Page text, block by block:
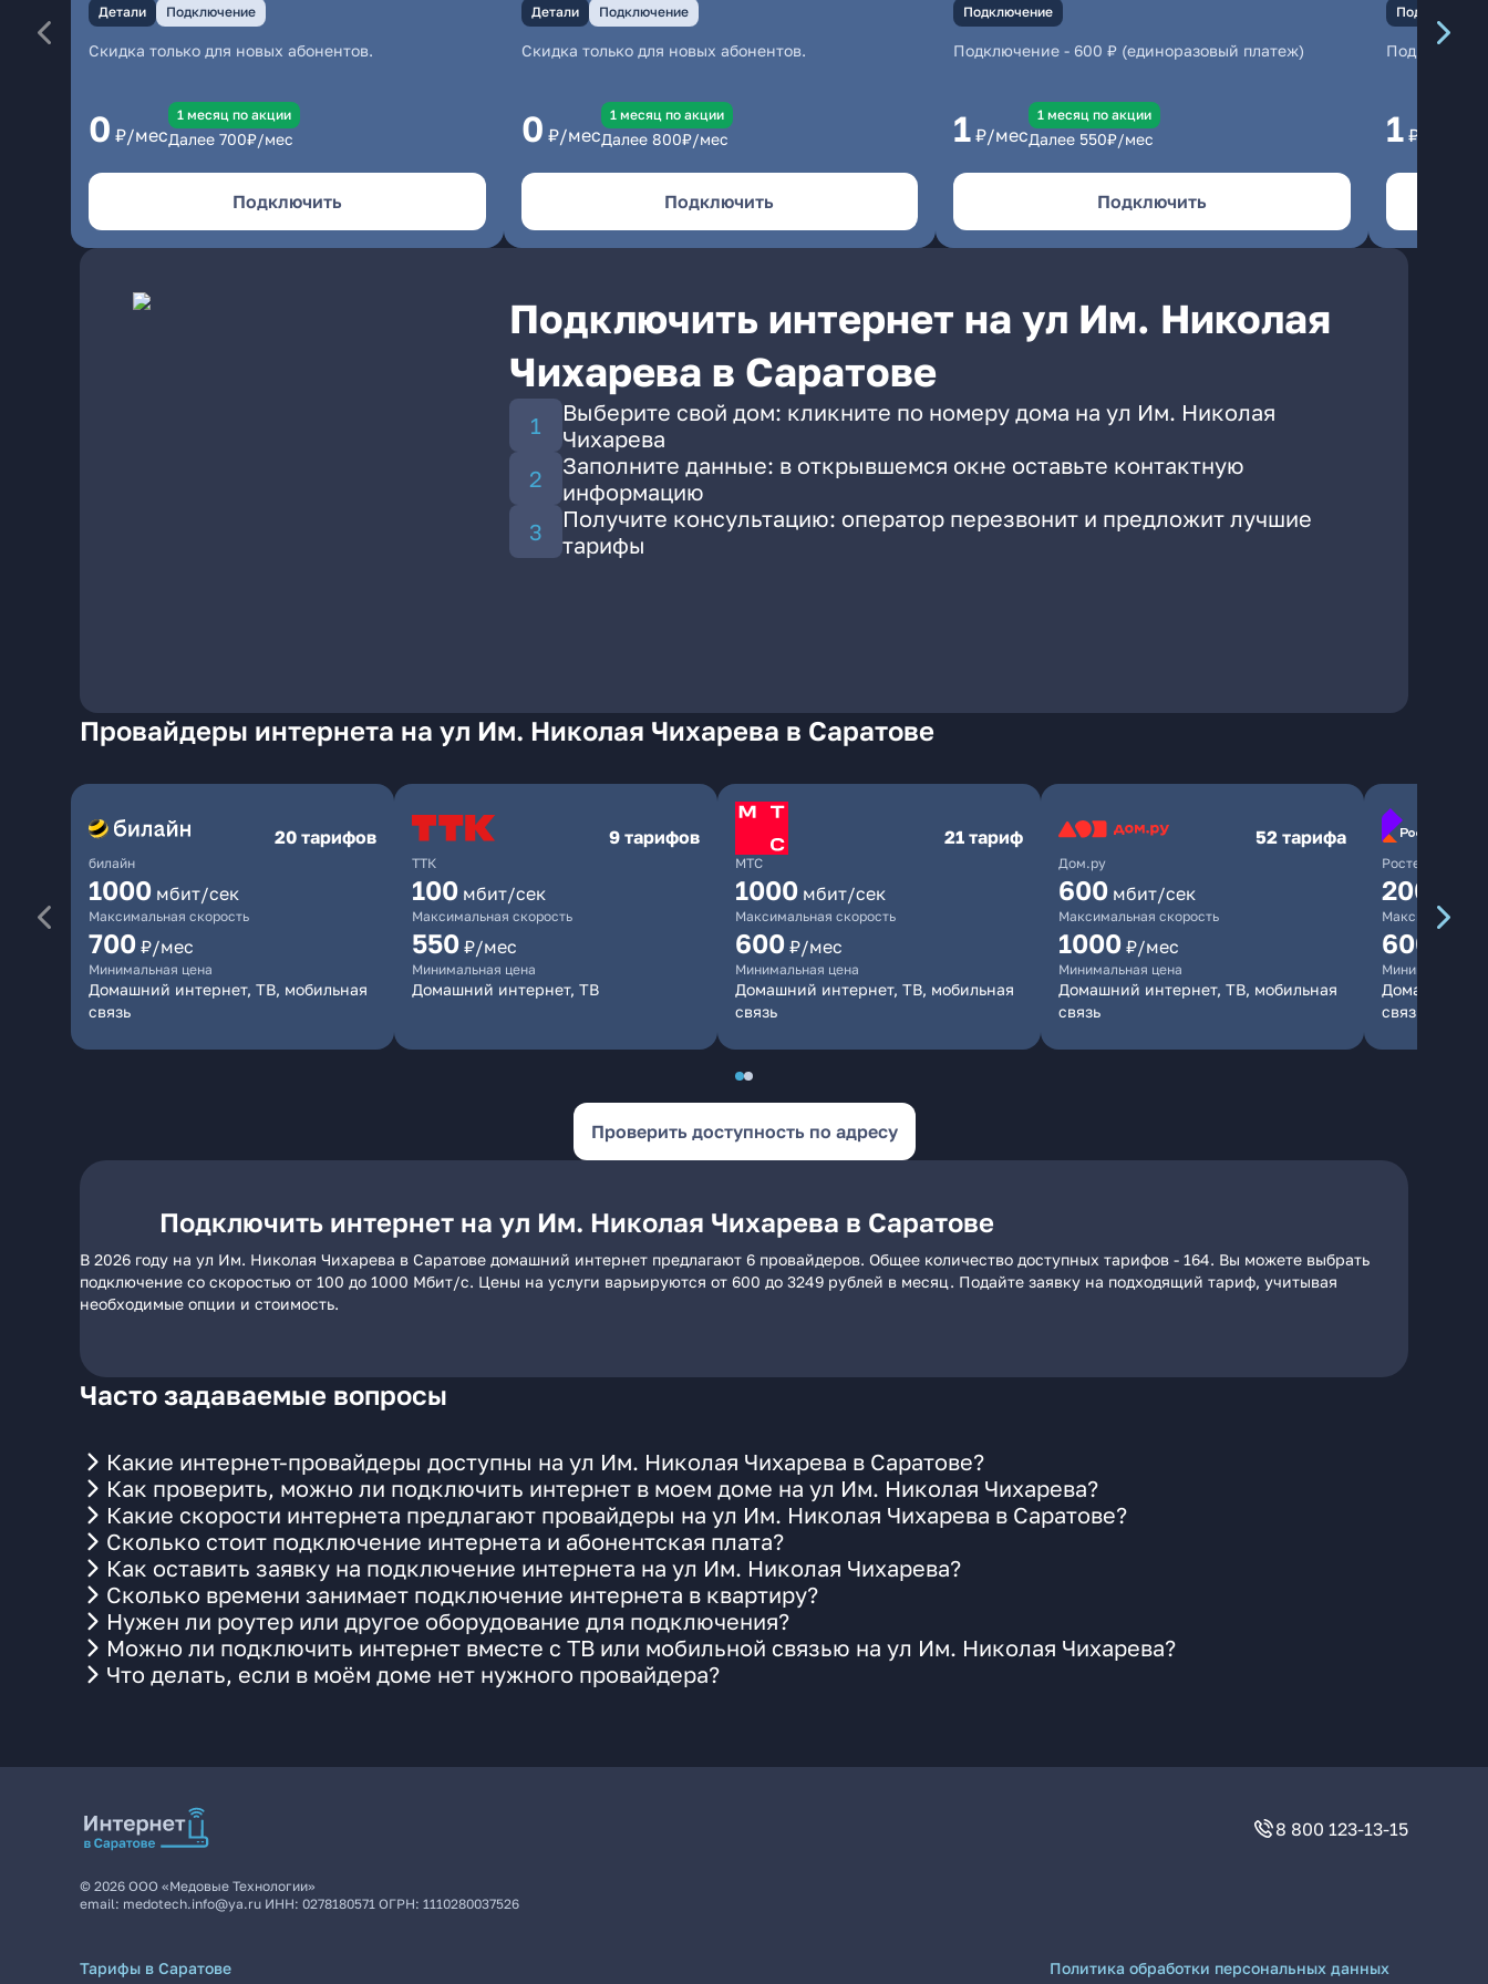
Детали Подключение
Скидка только для новых абонентов.
0 ₽/мес
1 месяц по акции
Далее 700₽/мес
Подключить
Детали Подключение
Скидка только для новых абонентов.
0 ₽/мес
1 месяц по акции
Далее 800₽/мес
Подключить
Подключение
Подключение - 600 ₽ (единоразовый платеж)
1 ₽/мес
1 месяц по акции
Далее 550₽/мес
Подключить
Подключение
1 ₽/мес
Подключить интернет на ул Им. Николая
Чихарева в Саратове
Выберите свой дом: кликните по номеру дома на ул Им. Николая
Чихарева
Заполните данные: в открывшемся окне оставьте контактную
информацию
Получите консультацию: оператор перезвонит и предложит лучшие
тарифы
Провайдеры интернета на ул Им. Николая Чихарева в Саратове
билайн
20 тарифов
1000 мбит/сек
Максимальная скорость
700 ₽/мес
Минимальная цена
Домашний интернет, ТВ, мобильная
связь
ТТК
9 тарифов
100 мбит/сек
Максимальная скорость
550 ₽/мес
Минимальная цена
Домашний интернет, ТВ
МТС
21 тариф
1000 мбит/сек
Максимальная скорость
600 ₽/мес
Минимальная цена
Домашний интернет, ТВ, мобильная
связь
Дом.ру
52 тарифа
600 мбит/сек
Максимальная скорость
1000 ₽/мес
Минимальная цена
Домашний интернет, ТВ, мобильная
связь
Ростелеком
200
Максимальная
600
Минимальная
Домашний
связь
Проверить доступность по адресу
Подключить интернет на ул Им. Николая Чихарева в Саратове
В 2026 году на ул Им. Николая Чихарева в Саратове домашний интернет предлагают 6 провайдеров. Общее количество доступных тарифов - 164. Вы можете выбрать
подключение со скоростью от 100 до 1000 Мбит/с. Цены на услуги варьируются от 600 до 3249 рублей в месяц. Подайте заявку на подходящий тариф, учитывая
необходимые опции и стоимость.
Часто задаваемые вопросы
Какие интернет-провайдеры доступны на ул Им. Николая Чихарева в Саратове?
Как проверить, можно ли подключить интернет в моем доме на ул Им. Николая Чихарева?
Какие скорости интернета предлагают провайдеры на ул Им. Николая Чихарева в Саратове?
Сколько стоит подключение интернета и абонентская плата?
Как оставить заявку на подключение интернета на ул Им. Николая Чихарева?
Сколько времени занимает подключение интернета в квартиру?
Нужен ли роутер или другое оборудование для подключения?
Можно ли подключить интернет вместе с ТВ или мобильной связью на ул Им. Николая Чихарева?
Что делать, если в моём доме нет нужного провайдера?
8 800 123-13-15
© 2026 ООО «Медовые Технологии»
email: medotech.info@ya.ru ИНН: 0278180571 ОГРН: 1110280037526
Тарифы в Саратове
Политика обработки персональных данных